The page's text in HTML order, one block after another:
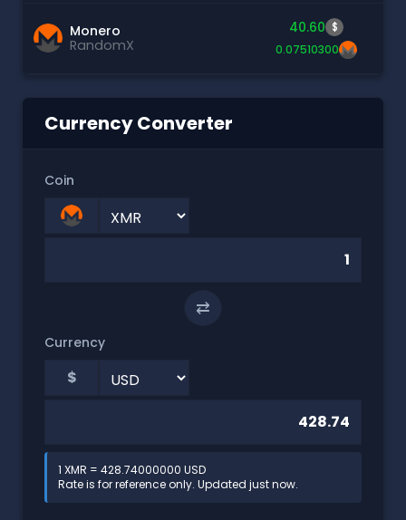
Monero
RandomX
40.60 $
0.07510300
Currency Converter
Coin
⇄
Currency
$
1 XMR = 428.74000000 USD
Rate is for reference only. Updated just now.